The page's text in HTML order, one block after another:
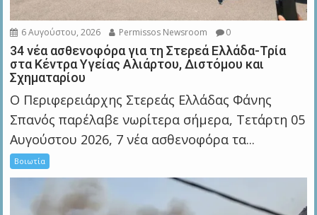
6 Αυγούστου, 2026 Permissos Newsroom 0
34 νέα ασθενοφόρα για τη Στερεά Ελλάδα-Τρία
στα Κέντρα Υγείας Αλιάρτου, Διστόμου και
Σχηματαρίου
Ο Περιφερειάρχης Στερεάς Ελλάδας Φάνης
Σπανός παρέλαβε νωρίτερα σήμερα, Τετάρτη 05
Αυγούστου 2026, 7 νέα ασθενοφόρα τα...
Βοιωτία